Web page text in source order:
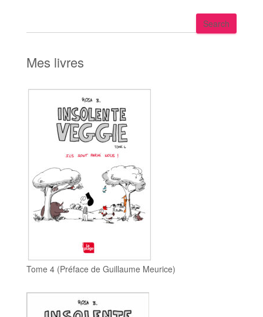
e
c
Search
Mes livres
Tome 4 (Préface de Guillaume Meurice)